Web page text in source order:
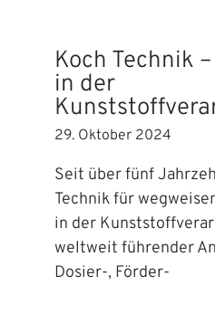
Koch Technik
in der
29. Oktober 2024
Seit über fünf
Technik für
in der
weltweit führender
Dosier-, Förder-